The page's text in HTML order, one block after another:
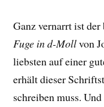
Ganz vernarrt ist
Fuge in d-Mollvon
liebsten auf einer
erhält dieser
schreiben muss.